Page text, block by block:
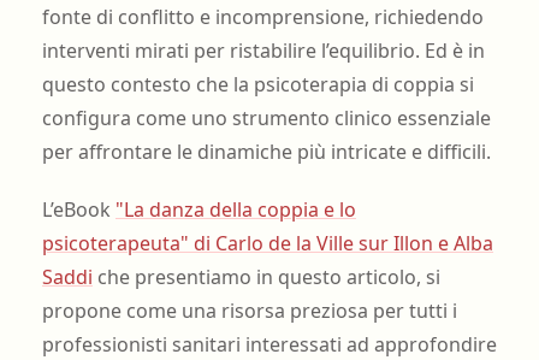
fonte di conflitto e incomprensione, richiedendo
interventi mirati per ristabilire l’equilibrio. Ed è in
questo contesto che la psicoterapia di coppia si
configura come uno strumento clinico essenziale
per affrontare le dinamiche più intricate e difficili.
L’eBook "La danza della coppia e lo
psicoterapeuta" di Carlo de la Ville sur Illon e Alba
Saddi che presentiamo in questo articolo, si
propone come una risorsa preziosa per tutti i
professionisti sanitari interessati ad approfondire